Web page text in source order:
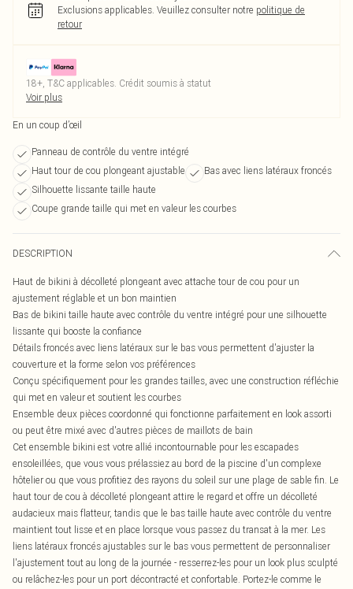
Exclusions applicables. Veuillez consulter notre politique de
retour
18+, T&C applicables. Crédit soumis à statut
Voir plus
En un coup d’œil
Panneau de contrôle du ventre intégré
Haut tour de cou plongeant ajustable
Bas avec liens latéraux froncés
Silhouette lissante taille haute
Coupe grande taille qui met en valeur les courbes
DESCRIPTION
Haut de bikini à décolleté plongeant avec attache tour de cou pour un
ajustement réglable et un bon maintien
Bas de bikini taille haute avec contrôle du ventre intégré pour une silhouette
lissante qui booste la confiance
Détails froncés avec liens latéraux sur le bas vous permettent d'ajuster la
couverture et la forme selon vos préférences
Conçu spécifiquement pour les grandes tailles, avec une construction réfléchie
qui met en valeur et soutient les courbes
Ensemble deux pièces coordonné qui fonctionne parfaitement en look assorti
ou peut être mixé avec d'autres pièces de maillots de bain
Cet ensemble bikini est votre allié incontournable pour les escapades
ensoleillées, que vous vous prélassiez au bord de la piscine d'un complexe
hôtelier ou que vous profitiez des rayons du soleil sur une plage de sable fin. Le
haut tour de cou à décolleté plongeant attire le regard et offre un décolleté
audacieux mais flatteur, tandis que le bas taille haute avec contrôle du ventre
maintient tout lisse et en place lorsque vous passez du transat à la mer. Les
liens latéraux froncés ajustables sur le bas vous permettent de personnaliser
l'ajustement tout au long de la journée - resserrez-les pour un look plus sculpté
ou relâchez-les pour un port décontracté et confortable. Portez-le comme le